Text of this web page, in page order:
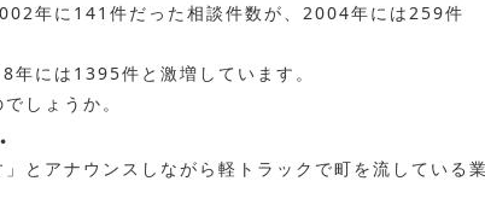
年に141件だった相談件数が、2004年には259件
には1395件と激増しています。
しょうか。
」とアナウンスしながら軽トラックで町を流している